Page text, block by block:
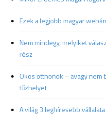
Ezek a legjobb magyar
Nem mindegy, melyiket
rész
Okos otthonok – avagy nem
tűzhelyet
A világ 3 leghíresebb vállalata